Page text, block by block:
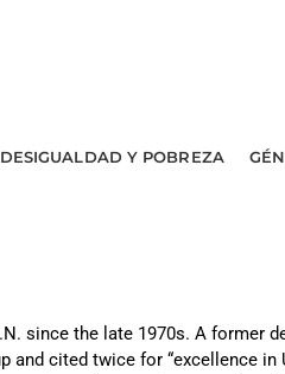
DESIGUALDAD Y POBREZA
since the late 1970s. A former
cited twice for “excellence in